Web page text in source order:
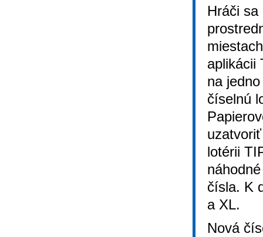
Hráči
aplikácii
na
číselnú
lotérii
čísla. K
a XL.
Nová